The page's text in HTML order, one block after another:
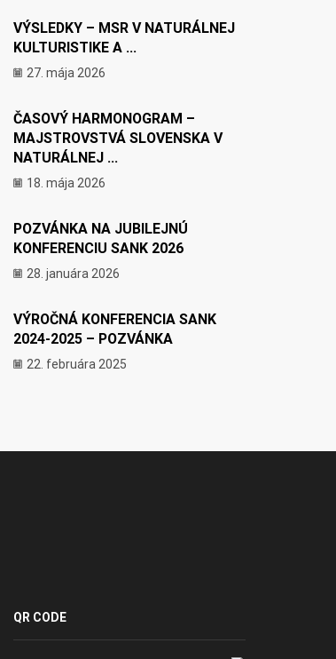
VÝSLEDKY – MSR V NATURÁLNEJ
KULTURISTIKE A ...
27. mája 2026
ČASOVÝ HARMONOGRAM –
MAJSTROVSTVÁ SLOVENSKA V
NATURÁLNEJ ...
18. mája 2026
POZVÁNKA NA JUBILEJNÚ
KONFERENCIU SANK 2026
28. januára 2026
VÝROČNÁ KONFERENCIA SANK
2024-2025 – POZVÁNKA
22. februára 2025
QR CODE